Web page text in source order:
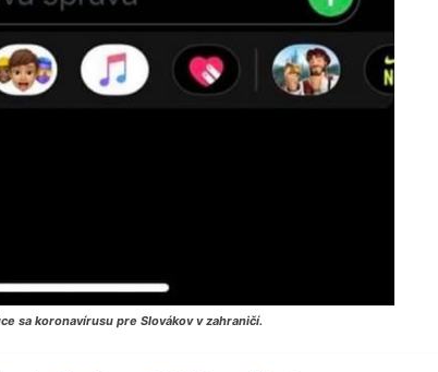
sa koronavírusu pre Slovákov v zahraničí.